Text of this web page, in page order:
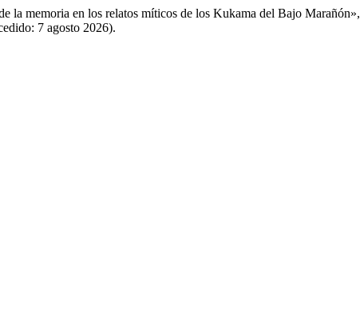
la memoria en los relatos míticos de los Kukama del Bajo Marañón»,
7 agosto 2026).